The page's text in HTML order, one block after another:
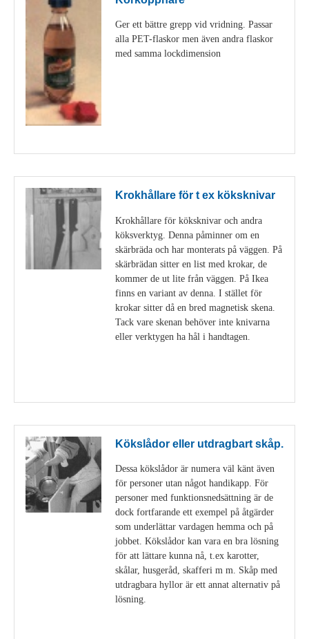
Ger ett bättre grepp vid vridning. Passar
alla PET-flaskor men även andra flaskor
med samma lockdimension
Krokhållare för t ex köksknivar
Krokhållare för köksknivar och andra
köksverktyg. Denna påminner om en
skärbräda och har monterats på väggen. På
skärbrädan sitter en list med krokar, de
kommer de ut lite från väggen. På Ikea
finns en variant av denna. I stället för
krokar sitter då en bred magnetisk skena.
Tack vare skenan behöver inte knivarna
eller verktygen ha hål i handtagen.
Kökslådor eller utdragbart skåp.
Dessa kökslådor är numera väl känt även
för personer utan något handikapp. För
personer med funktionsnedsättning är de
dock fortfarande ett exempel på åtgärder
som underlättar vardagen hemma och på
jobbet. Kökslådor kan vara en bra lösning
för att lättare kunna nå, t.ex karotter,
skålar, husgeråd, skafferi m m. Skåp med
utdragbara hyllor är ett annat alternativ på
lösning.